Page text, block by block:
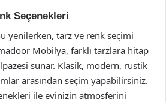
Seçenekleri
yenilerken, tarz ve renk seçimi
Mobilya, farklı tarzlara hitap
sunar. Klasik, modern, rustik
arasından seçim yapabilirsiniz.
ile evinizin atmosferini